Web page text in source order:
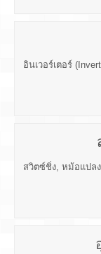
อินเวอร์เตอร์
สวิตซ์ชิ่ง, หม้อแปลง